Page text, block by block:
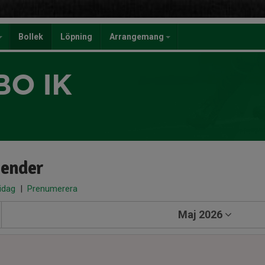
Bollek Löpning Arrangemang
IK
| Prenumerera
Maj 2026